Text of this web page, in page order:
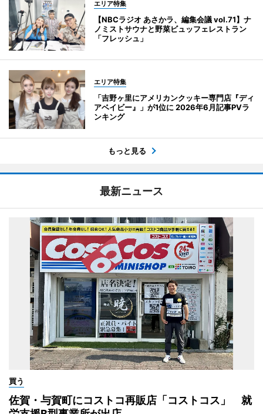
エリア特集
【NBCラジオ あさかラ、編集会議 vol.71】ナ
ノミストサウナと野菜ビュッフェレストラン
「フレッシュ」
エリア特集
「吉野ヶ里にアメリカンクッキー専門店『ディ
アベイビー』」が1位に 2026年6月記事PVラ
ンキング
もっと見る
最新ニュース
買う
佐賀・与賀町にコストコ再販店「コストコス」 就